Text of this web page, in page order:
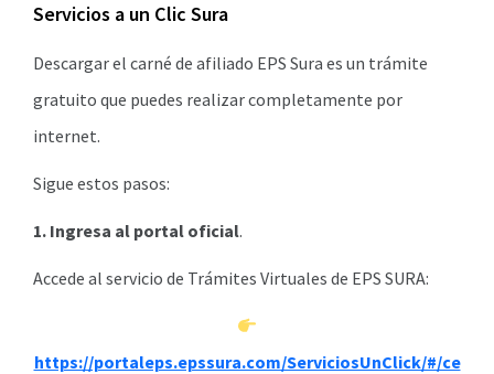
Servicios a un Clic Sura
Descargar el carné de afiliado EPS Sura es un trámite
gratuito que puedes realizar completamente por
internet.
Sigue estos pasos:
1. Ingresa al portal oficial.
Accede al servicio de Trámites Virtuales de EPS SURA:
https://portaleps.epssura.com/ServiciosUnClick/#/ce